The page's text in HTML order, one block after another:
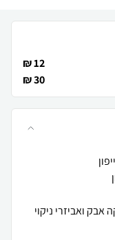
12 ₪
30 ₪
ואביזרי ניקוי